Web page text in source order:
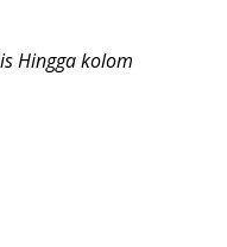
Hingga kolom